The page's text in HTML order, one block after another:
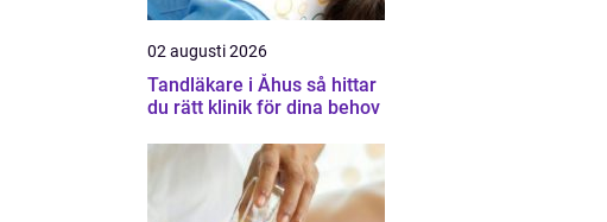
02 augusti 2026
Tandläkare i Åhus så hittar
du rätt klinik för dina behov